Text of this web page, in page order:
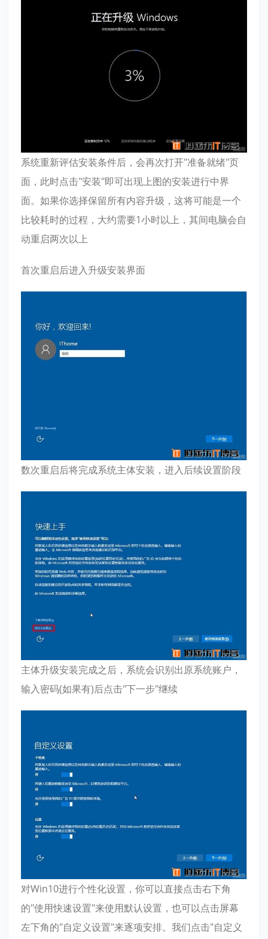
系统重新评估安装条件后，会再次打开"准备就绪"页
面，此时点击"安装"即可出现上图的安装进行中界
面。如果你选择保留所有内容升级，这将可能是一个
比较耗时的过程，大约需要1小时以上，其间电脑会自
动重启两次以上
首次重启后进入升级安装界面
数次重启后将完成系统主体安装，进入后续设置阶段
主体升级安装完成之后，系统会识别出原系统账户，
输入密码(如果有)后点击"下一步"继续
对Win10进行个性化设置，你可以直接点击右下角
的"使用快速设置"来使用默认设置，也可以点击屏幕
左下角的"自定义设置"来逐项安排。我们点击"自定义